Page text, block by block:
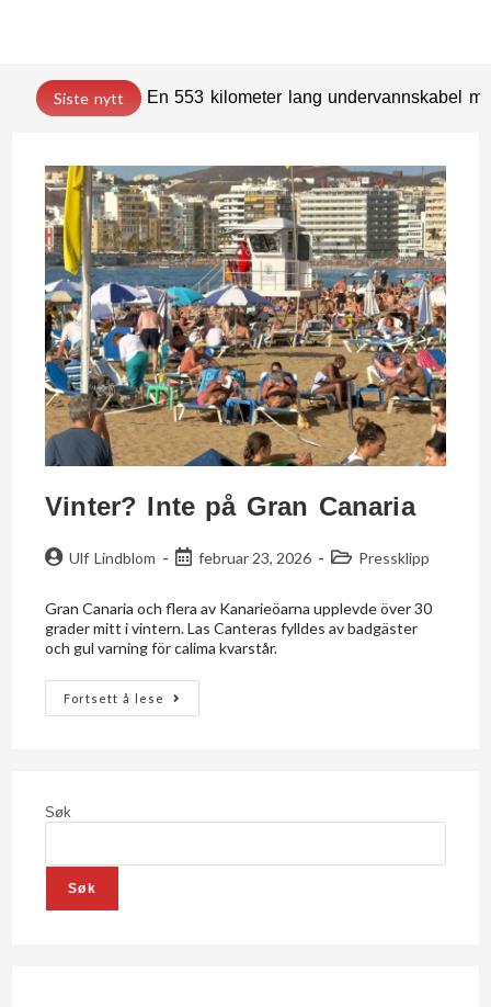
Siste nytt En 553 kilometer lang undervannskabel
Vinter? Inte på Gran Canaria
Ulf Lindblom februar 23, 2026 Pressklipp
Gran Canaria och flera av Kanarieöarna upplevde över 30
grader mitt i vintern. Las Canteras fylldes av badgäster
och gul varning för calima kvarstår.
Fortsett å lese
Søk
Søk